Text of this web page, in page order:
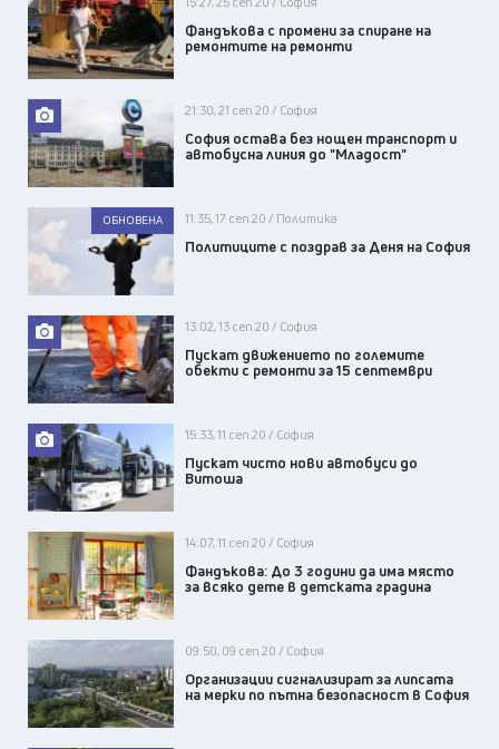
Фандъкова с промени за спиране на
ремонтите на ремонти
21:30, 21 сеп 20 / София
София остава без нощен транспорт и
автобусна линия до "Младост"
ОБНОВЕНА 11:35, 17 сеп 20 / Политика
Политиците с поздрав за Деня на София
13:02, 13 сеп 20 / София
Пускат движението по големите
обекти с ремонти за 15 септември
15:33, 11 сеп 20 / София
Пускат чисто нови автобуси до
Витоша
14:07, 11 сеп 20 / София
Фандъкова: До 3 години да има място
за всяко дете в детската градина
09:50, 09 сеп 20 / София
Организации сигнализират за липсата
на мерки по пътна безопасност в София